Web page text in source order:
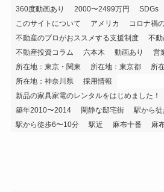
360度動画あり
2000〜2499万円 SDGs
このサイトについて
アメリカ
コロナ禍
不動産のプロがおススメする支援制度
不
不動産投資コラム
六本木 動画あり 営
所在地：東京・関東
所在地：東京都
所
所在地：神奈川県
採用情報
新品の家具家電のレンタルをはじめました！
築年2010〜2014
閑静な邸宅街
駅から
駅から徒歩6〜10分
駅近 麻布十番 麻